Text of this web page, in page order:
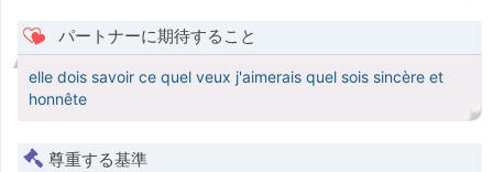
パートナーに期待すること
elle dois savoir ce quel veux j'aimerais quel sois sincère et
honnête
尊重する基準